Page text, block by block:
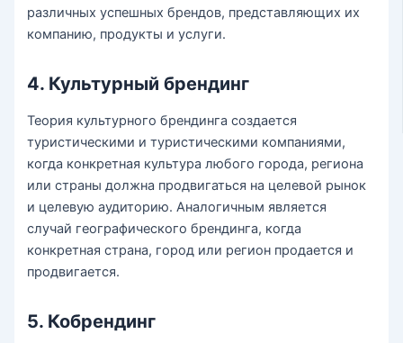
различных успешных брендов, представляющих их
компанию, продукты и услуги.
4. Культурный брендинг
Теория культурного брендинга создается
туристическими и туристическими компаниями,
когда конкретная культура любого города, региона
или страны должна продвигаться на целевой рынок
и целевую аудиторию. Аналогичным является
случай географического брендинга, когда
конкретная страна, город или регион продается и
продвигается.
5. Кобрендинг